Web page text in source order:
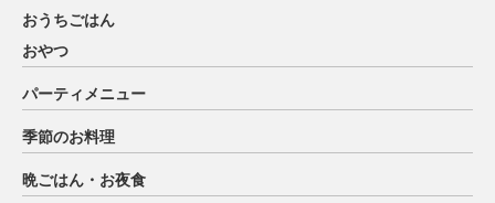
おうちごはん
おやつ
パーティメニュー
季節のお料理
晩ごはん・お夜食